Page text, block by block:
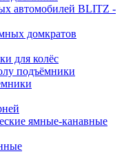
автомобилей BLITZ -
домкратов
для колёс
подъёмники
ямные-канавные